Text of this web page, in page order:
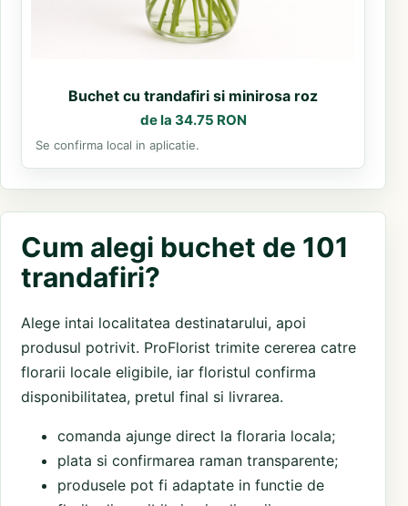
Buchet cu trandafiri si minirosa roz
de la 34.75 RON
Se confirma local in aplicatie.
Cum alegi buchet de 101
trandafiri?
Alege intai localitatea destinatarului, apoi
produsul potrivit. ProFlorist trimite cererea catre
florarii locale eligibile, iar floristul confirma
disponibilitatea, pretul final si livrarea.
comanda ajunge direct la floraria locala;
plata si confirmarea raman transparente;
produsele pot fi adaptate in functie de